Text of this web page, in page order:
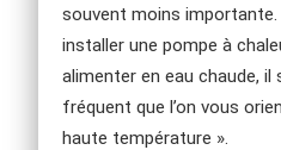
souvent moins
installer une pompe à
alimenter en eau chaude, il
fréquent que l’on vous
haute température ».